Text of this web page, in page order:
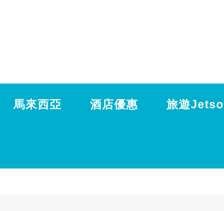
馬來西亞 酒店優惠 旅遊Jetso